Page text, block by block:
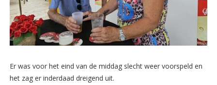
Er was voor het eind van de middag slecht weer voorspeld en
het zag er inderdaad dreigend uit.